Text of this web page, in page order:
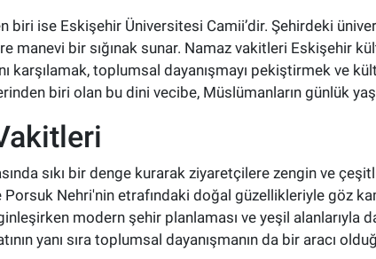
biri ise Eskişehir Üniversitesi Camii’dir. Şehirdeki
manevi bir sığınak sunar. Namaz vakitleri Eskişehir
karşılamak, toplumsal dayanışmayı pekiştirmek ve
biri olan bu dini vecibe, Müslümanların günlük
sıkı bir denge kurarak ziyaretçilere zengin ve
Nehri'nin etrafındaki doğal güzellikleriyle göz
modern şehir planlaması ve yeşil alanlarıyla
yanı sıra toplumsal dayanışmanın da bir aracı